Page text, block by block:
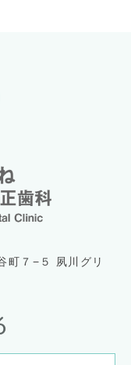
町７−５ 夙川グリ